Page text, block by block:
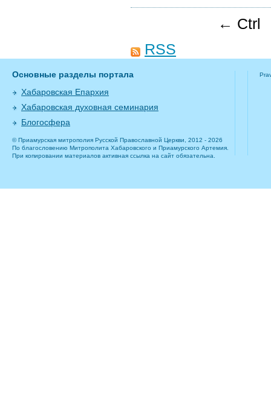
← Ctrl
RSS
Основные разделы портала
Хабаровская Епархия
Хабаровская духовная семинария
Блогосфера
© Приамурская митрополия Русской Православной Церкви, 2012 - 2026
По благословению Митрополита Хабаровского и Приамурского Артемия.
При копировании материалов активная ссылка на сайт обязательна.